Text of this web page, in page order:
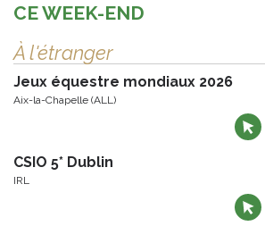
CE WEEK-END
À l'étranger
Jeux équestre mondiaux 2026
Aix-la-Chapelle (ALL)
CSIO 5* Dublin
IRL